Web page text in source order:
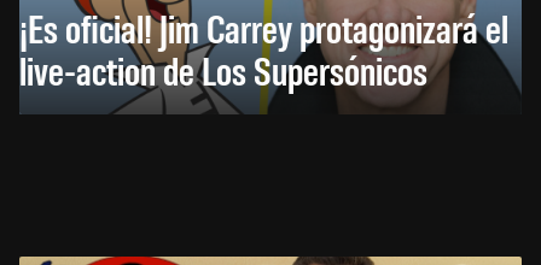
¡Es oficial! Jim Carrey protagonizará el
live-action de Los Supersónicos